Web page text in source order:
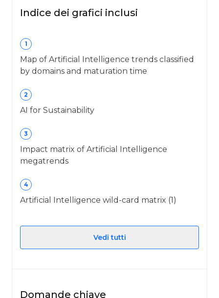
Indice dei grafici inclusi
1
Map of Artificial Intelligence trends classified
by domains and maturation time
2
AI for Sustainability
3
Impact matrix of Artificial Intelligence
megatrends
4
Artificial Intelligence wild-card matrix (1)
Vedi tutti
Domande chiave